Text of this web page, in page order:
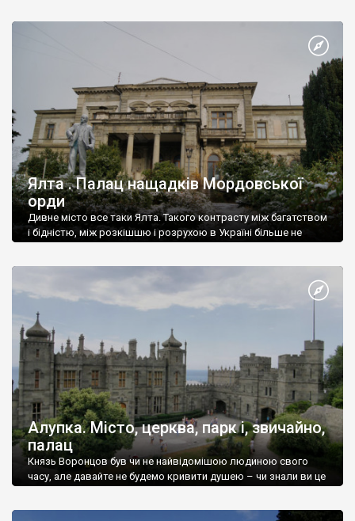
Ялта . Палац нащадків Мордовської
орди
Дивне місто все таки Ялта. Такого контрасту між багатством
і бідністю, між розкішшю і розрухою в Україні більше не
Алупка. Місто, церква, парк і, звичайно,
палац
Князь Воронцов був чи не найвідомішою людиною свого
часу, але давайте не будемо кривити душею – чи знали ви це